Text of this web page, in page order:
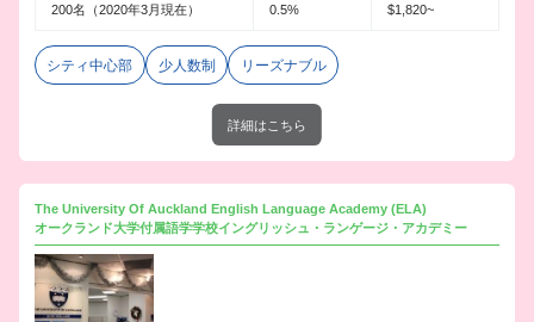
200名（2020年3月現在） 0.5% $1,820~
シティ中心部 少人数制 リーズナブル
詳細はこちら
The University Of Auckland English Language Academy (ELA)
オークランド大学付属語学学校イングリッシュ・ランゲージ・アカデミー